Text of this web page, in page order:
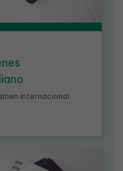
internacional